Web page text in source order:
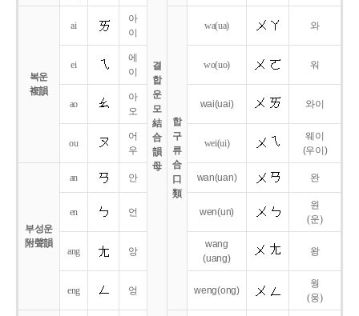
결
합
운
모
結
合
韻
母
복운
複韻
ai
아
이
합
구
류
合
口
類
wa(ua) 와
ei
에
이
wo(uo) 워
ao
아
오
wai(uai) 와이
ou
어
우
wei(ui)
웨이
(우이)
부성운
附聲韻
an 안 wan(uan) 완
en 언 wen(un)
원
(운)
ang 앙
wang
(uang)
왕
eng 엉 weng(ong)
웡
(웅)